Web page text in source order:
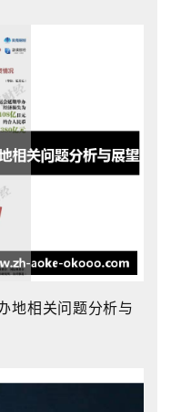
地相关问题分析与